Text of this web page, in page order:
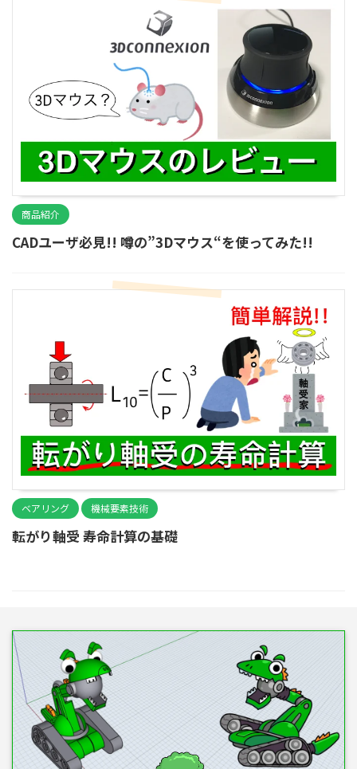
商品紹介
CADユーザ必見!! 噂の”3Dマウス“を使ってみた!!
ベアリング 機械要素技術
転がり軸受 寿命計算の基礎